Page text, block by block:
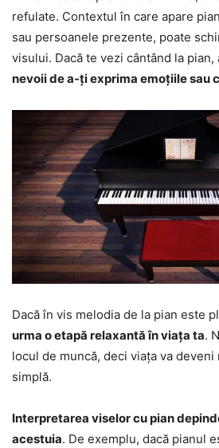
refulate. Contextul în care apare
sau persoanele prezente, poate
visului. Dacă te vezi cântând la pian,
nevoii de a-ți exprima emoțiile sau
Dacă în vis melodia de la pian este
urma o etapă relaxantă în viața ta.
locul de muncă, deci viața va deveni
simplă.
Interpretarea viselor cu pian
acestuia. De exemplu, dacă pianul